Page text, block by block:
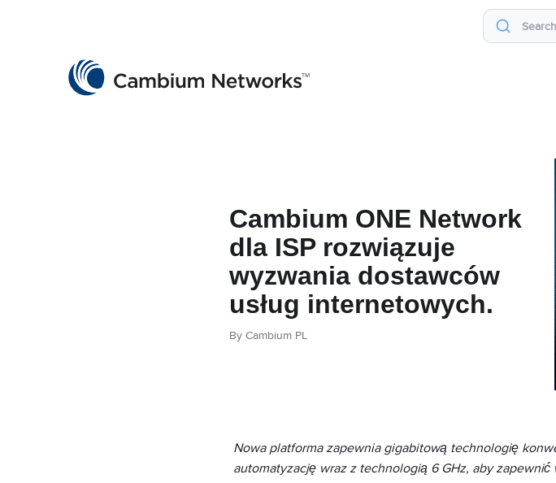
Cambium ONE Network
dla ISP rozwiązuje
wyzwania dostawców
usług internetowych.
By Cambium PL
Nowa platforma zapewnia gigabitową technologię
automatyzację wraz z technologią 6 GHz, aby